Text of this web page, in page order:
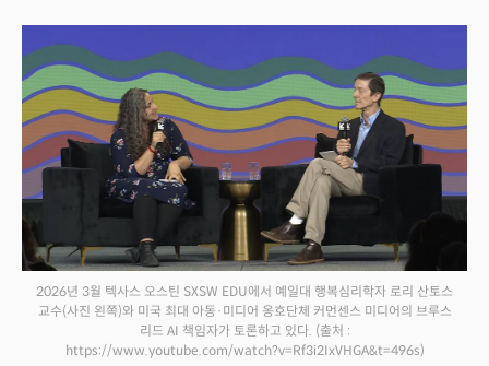
2026년 3월 텍사스 오스틴 SXSW EDU에서 예일대 행복심리학자 로리 산토스
교수(사진 왼쪽)와 미국 최대 아동·미디어 옹호단체 커먼센스 미디어의 브루스
리드 AI 책임자가 토론하고 있다. (출처 :
https://www.youtube.com/watch?v=Rf3i2IxVHGA&t=496s)